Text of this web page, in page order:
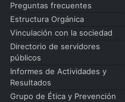
Preguntas frecuentes
Estructura Orgánica
Vinculación con la sociedad
Directorio de servidores
públicos
Informes de Actividades y
Resultados
Grupo de Ética y Prevención